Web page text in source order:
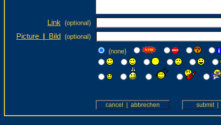
Link (optional)
Picture Bild
(optional)
(none)